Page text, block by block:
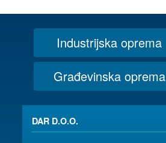
Industrijska oprema
Građevinska oprema
DAR D.O.O.